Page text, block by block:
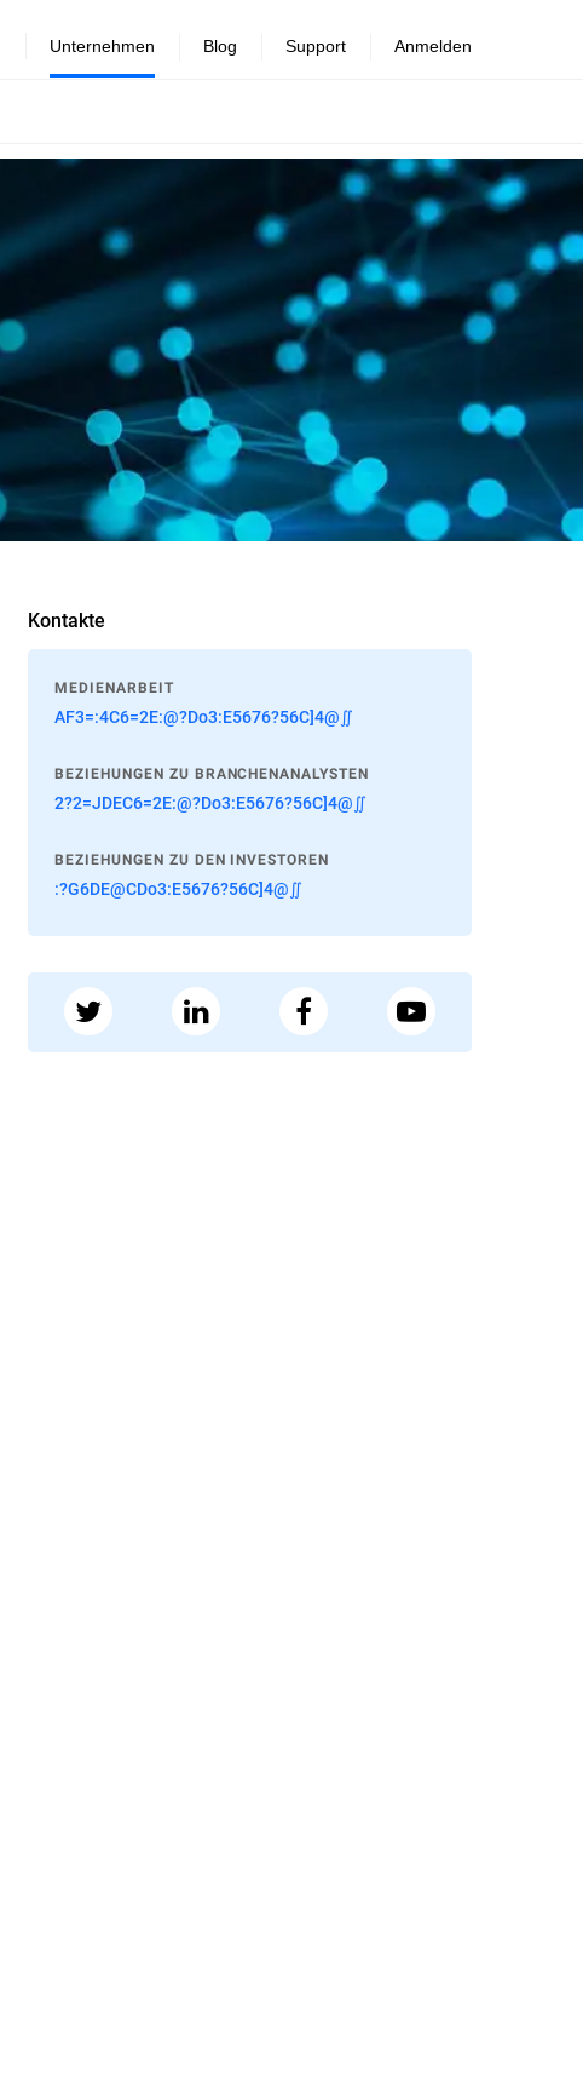
Unternehmen Blog Support Anmelden
Kontakte
MEDIENARBEIT
AF3=:4C6=2E:@?Do3:E5676?56C]4@∬
BEZIEHUNGEN ZU BRANCHENANALYSTEN
2?2=JDEC6=2E:@?Do3:E5676?56C]4@∬
BEZIEHUNGEN ZU DEN INVESTOREN
:?G6DE@CDo3:E5676?56C]4@∬